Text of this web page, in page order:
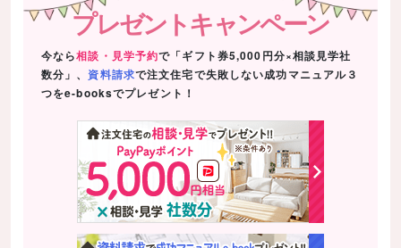
プレゼントキャンペーン
今なら相談・見学予約で「ギフト券5,000円分×相談見学社
数分」、 資料請求で注文住宅で失敗しない成功マニュアル３
つをe-booksでプレゼント！